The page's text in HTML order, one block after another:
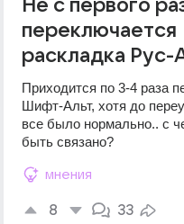
Не с первого
переключается
раскладка Рус-
Приходится по 3-4 раза
Шифт-Альт, хотя до
все было нормально.. с
быть связано?
мнения
8 33